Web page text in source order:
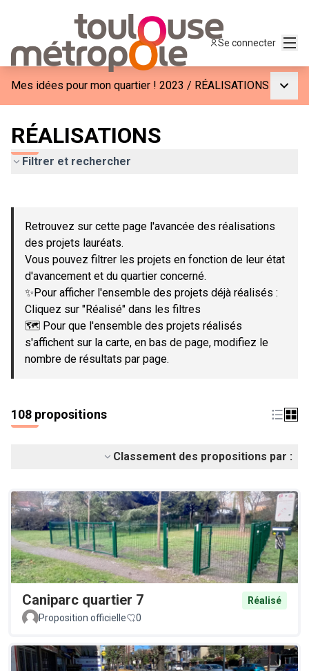
Se connecter
Mes idées pour mon quartier ! 2023 / RÉALISATIONS
RÉALISATIONS
Filtrer et rechercher
−
Retrouvez sur cette page l'avancée des réalisations
des projets lauréats.
Vous pouvez filtrer les projets en fonction de leur état
d'avancement et du quartier concerné.
✨Pour afficher l'ensemble des projets déjà réalisés :
Cliquez sur "Réalisé" dans les filtres
🗺️ Pour que l'ensemble des projets réalisés
s'affichent sur la carte, en bas de page, modifiez le
nombre de résultats par page.
108 propositions
Classement des propositions par :
Caniparc quartier 7
Réalisé
Proposition officielle
0